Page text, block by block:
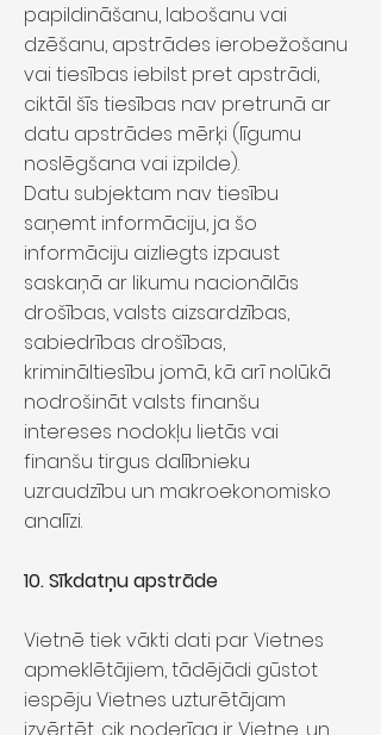
papildināšanu, labošanu vai
dzēšanu, apstrādes ierobežošanu
vai tiesības iebilst pret apstrādi,
ciktāl šīs tiesības nav pretrunā ar
datu apstrādes mērķi (līgumu
noslēgšana vai izpilde).
Datu subjektam nav tiesību
saņemt informāciju, ja šo
informāciju aizliegts izpaust
saskaņā ar likumu nacionālās
drošības, valsts aizsardzības,
sabiedrības drošības,
krimināltiesību jomā, kā arī nolūkā
nodrošināt valsts finanšu
intereses nodokļu lietās vai
finanšu tirgus dalībnieku
uzraudzību un makroekonomisko
analīzi.
10. Sīkdatņu apstrāde
Vietnē tiek vākti dati par Vietnes
apmeklētājiem, tādējādi gūstot
iespēju Vietnes uzturētājam